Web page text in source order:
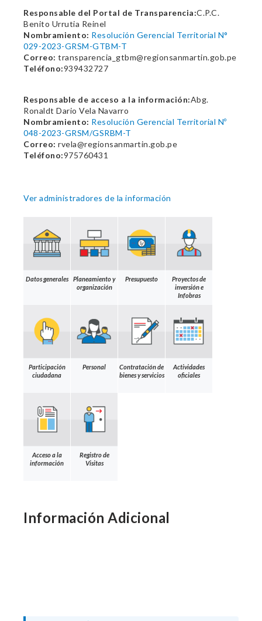
Responsable del Portal de Transparencia:C.P.C.
Benito Urrutia Reinel
Nombramiento: Resolución Gerencial Territorial N°
029-2023-GRSM-GTBM-T
Correo: transparencia_gtbm@regionsanmartin.gob.pe
Teléfono:939432727
Responsable de acceso a la información:Abg.
Ronaldt Dario Vela Navarro
Nombramiento: Resolución Gerencial Territorial Nº
048-2023-GRSM/GSRBM-T
Correo: rvela@regionsanmartin.gob.pe
Teléfono:975760431
Ver administradores de la información
Datos generales
Planeamiento y
organización
Presupuesto
Proyectos de
inversión e
Infobras
Participación
ciudadana
Personal
Contratación de
bienes y servicios
Actividades
oficiales
Acceso a la
información
Registro de
Visitas
Información Adicional